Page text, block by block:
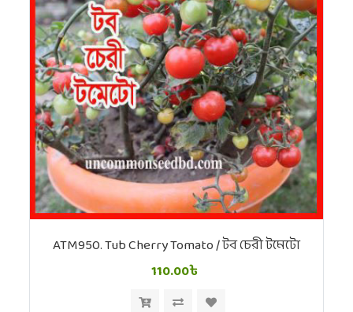
ATM950. Tub Cherry Tomato / টব চেরী টমেটো
110.00৳